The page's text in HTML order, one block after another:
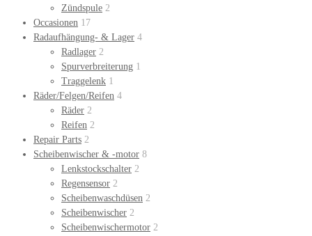
Zündspule 2
Occasionen 17
Radaufhängung- & Lager 4
Radlager 2
Spurverbreiterung 1
Traggelenk 1
Räder/Felgen/Reifen 4
Räder 2
Reifen 2
Repair Parts 2
Scheibenwischer & -motor 8
Lenkstockschalter 2
Regensensor 2
Scheibenwaschdüsen 2
Scheibenwischer 2
Scheibenwischermotor 2